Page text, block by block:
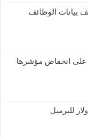
بفعل ضعف بيانات الوظائف
على انخفاض مؤشرها